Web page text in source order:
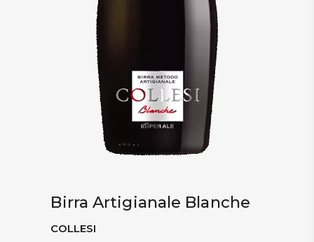
Birra Artigianale Blanche
COLLESI